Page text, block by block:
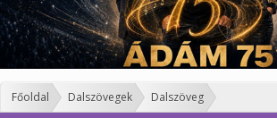
Főoldal Dalszövegek Dalszöveg